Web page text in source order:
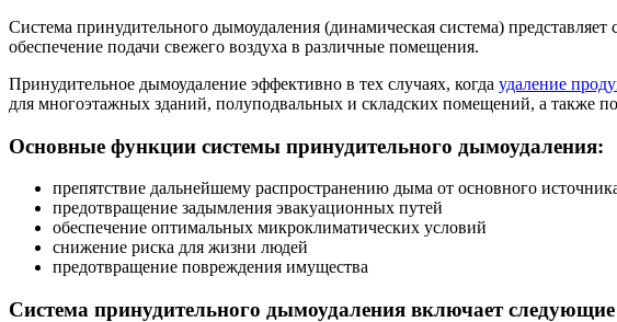
Система принудительного дымоудаления (динамическая система)
обеспечение подачи свежего воздуха в различные помещения.
Принудительное дымоудаление эффективно в тех случаях, когда удаление
для многоэтажных зданий, полуподвальных и складских помещений, а также
Основные функции системы принудительного дымоудаления:
препятствие дальнейшему распространению дыма от основного
предотвращение задымления эвакуационных путей
обеспечение оптимальных микроклиматических условий
снижение риска для жизни людей
предотвращение повреждения имущества
Система принудительного дымоудаления включает